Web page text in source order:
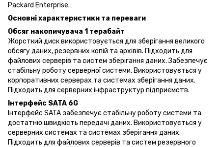
Packard Enterprise.
Основні характеристики та переваги
Обсяг накопичувача 1 терабайт
Жорсткий диск використовується для зберігання великого
обсягу даних, резервних копій та архівів. Підходить для
файлових серверів та систем зберігання даних. Забезпечує
стабільну роботу серверної системи. Використовується у
корпоративних серверах та системах зберігання даних.
Підходить для серверних інфраструктур підприємств.
Інтерфейс SATA 6G
Інтерфейс SATA забезпечує стабільну роботу системи та
достатню швидкість передачі даних. Використовується у
серверних системах та системах зберігання даних.
Підходить для файлових серверів та систем резервного